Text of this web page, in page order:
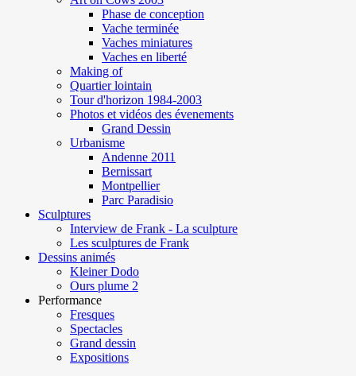
Phase de conception
Vache terminée
Vaches miniatures
Vaches en liberté
Making of
Quartier lointain
Tour d'horizon 1984-2003
Photos et vidéos des évenements
Grand Dessin
Urbanisme
Andenne 2011
Bernissart
Montpellier
Parc Paradisio
Sculptures
Interview de Frank - La sculpture
Les sculptures de Frank
Dessins animés
Kleiner Dodo
Ours plume 2
Performance
Fresques
Spectacles
Grand dessin
Expositions